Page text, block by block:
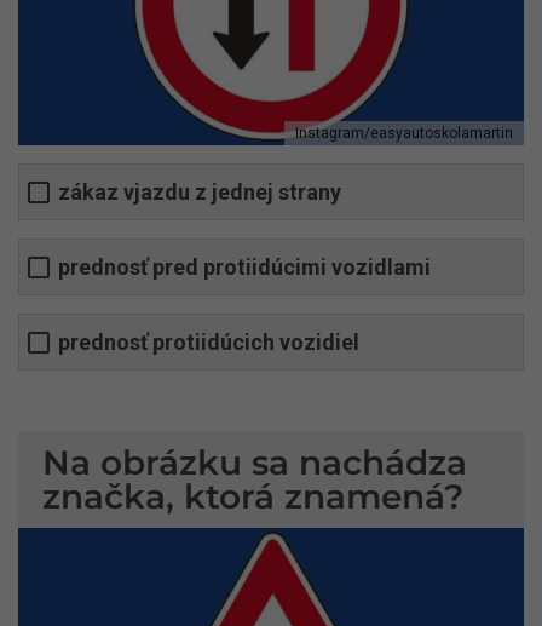
Instagram/easyautoskolamartin
zákaz vjazdu z jednej strany
prednosť pred protiidúcimi vozidlami
prednosť protiidúcich vozidiel
Na obrázku sa nachádza
značka, ktorá znamená?